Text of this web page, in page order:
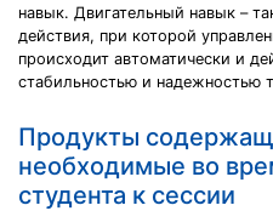
навык. Двигательный навык –
действия, при которой
происходит автоматически и
стабильностью и надежностью
Продукты
необходимые во
студента к сессии